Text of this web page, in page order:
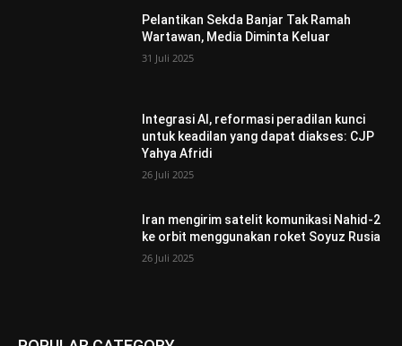
Pelantikan Sekda Banjar Tak Ramah
Wartawan, Media Diminta Keluar
31 Juli 2025
Integrasi AI, reformasi peradilan kunci
untuk keadilan yang dapat diakses: CJP
Yahya Afridi
26 Juli 2025
Iran mengirim satelit komunikasi Nahid-2
ke orbit menggunakan roket Soyuz Rusia
26 Juli 2025